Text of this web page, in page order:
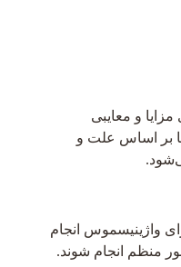
و معایبی
بر اساس علت و
واژینیسموس انجام
منظم انجام شوند.